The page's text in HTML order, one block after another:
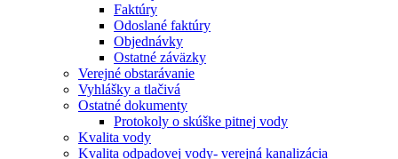
Faktúry
Odoslané faktúry
Objednávky
Ostatné záväzky
Verejné obstarávanie
Vyhlášky a tlačivá
Ostatné dokumenty
Protokoly o skúške pitnej vody
Kvalita vody
Kvalita odpadovej vody- verejná kanalizácia